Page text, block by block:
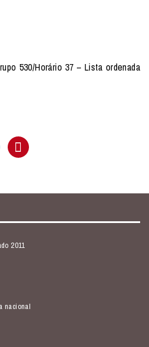
530/Horário 37 – Lista ordenada
2011
nacional